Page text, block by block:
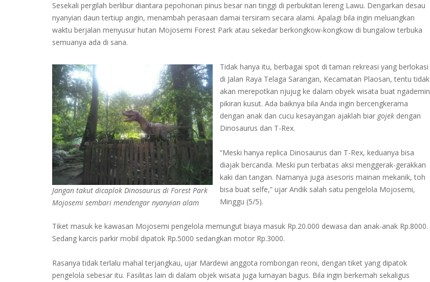
Sesekali pergilah berlibur diantara pepohonan pinus besar nan tinggi di perbukitan lereng Lawu. Dengarkan desau
nyanyian daun tertiup angin, menambah perasaan damai tersiram secara alami. Apalagi bila ingin meluangkan
waktu berjalan menyusur hutan Mojosemi Forest Park atau sekedar berkongkow-kongkow di bungalow terbuka
semuanya ada di sana.
Jangan takut dicaplok Dinosaurus di Forest Park
Mojosemi sembari mendengar nyanyian alam
Tidak hanya itu, berbagai spot di taman rekreasi yang berlokasi
di Jalan Raya Telaga Sarangan, Kecamatan Plaosan, tentu tidak
akan merepotkan njujug ke dalam obyek wisata buat ngademin
pikiran kusut. Ada baiknya bila Anda ingin bercengkerama
dengan anak dan cucu kesayangan ajaklah biar gojek dengan
Dinosaurus dan T-Rex.
“Meski hanya replica Dinosaurus dan T-Rex, keduanya bisa
diajak bercanda. Meski pun terbatas aksi menggerak-gerakkan
kaki dan tangan. Namanya juga asesoris mainan mekanik, toh
bisa buat selfe,” ujar Andik salah satu pengelola Mojosemi,
Minggu (5/5).
Tiket masuk ke kawasan Mojosemi pengelola memungut biaya masuk Rp.20.000 dewasa dan anak-anak Rp.8000.
Sedang karcis parkir mobil dipatok Rp.5000 sedangkan motor Rp.3000.
Rasanya tidak terlalu mahal terjangkau, ujar Mardewi anggota rombongan reoni, dengan tiket yang dipatok
pengelola sebesar itu. Fasilitas lain di dalam objek wisata juga lumayan bagus. Bila ingin berkemah sekaligus